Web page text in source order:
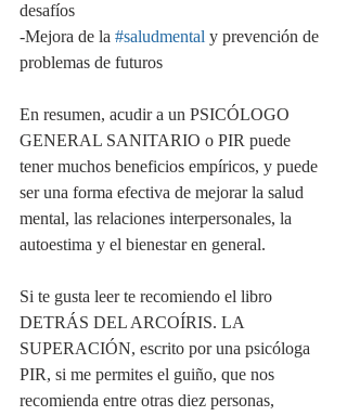
desafíos
-Mejora de la #saludmental y prevención de
problemas de futuros
En resumen, acudir a un PSICÓLOGO
GENERAL SANITARIO o PIR puede
tener muchos beneficios empíricos, y puede
ser una forma efectiva de mejorar la salud
mental, las relaciones interpersonales, la
autoestima y el bienestar en general.
Si te gusta leer te recomiendo el libro
DETRÁS DEL ARCOÍRIS. LA
SUPERACIÓN, escrito por una psicóloga
PIR, si me permites el guiño, que nos
recomienda entre otras diez personas,